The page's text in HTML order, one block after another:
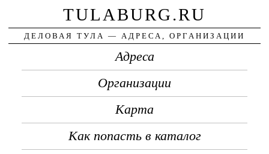
TULABURG.RU
ДЕЛОВАЯ ТУЛА — АДРЕСА, ОРГАНИЗАЦИИ
Адреса
Организации
Карта
Как попасть в каталог